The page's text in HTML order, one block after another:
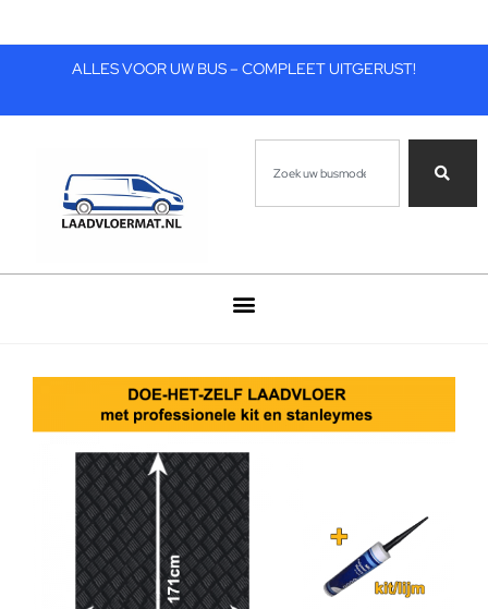
ALLES VOOR UW BUS – COMPLEET UITGERUST!